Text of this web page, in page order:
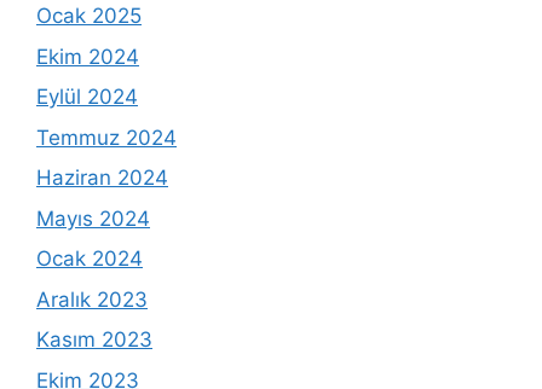
Ocak 2025
Ekim 2024
Eylül 2024
Temmuz 2024
Haziran 2024
Mayıs 2024
Ocak 2024
Aralık 2023
Kasım 2023
Ekim 2023